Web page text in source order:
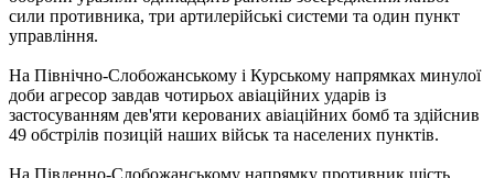
сили противника, три артилерійські системи та один пункт
управління.
На Північно-Слобожанському і Курському напрямках минулої
доби агресор завдав чотирьох авіаційних ударів із
застосуванням дев'яти керованих авіаційних бомб та здійснив
49 обстрілів позицій наших військ та населених пунктів.
На Південно-Слобожанському напрямку противник шість